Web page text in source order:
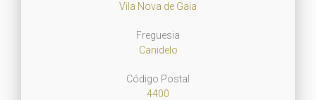
Vila Nova de Gaia
Freguesia
Canidelo
Código Postal
4400